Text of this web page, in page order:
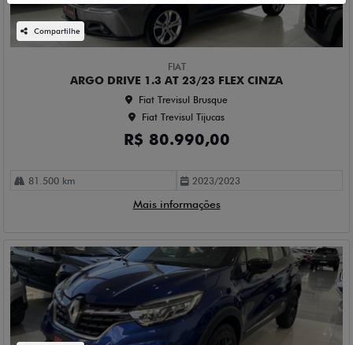
Compartilhe
FIAT
ARGO DRIVE 1.3 AT 23/23 FLEX CINZA
Fiat Trevisul Brusque
Fiat Trevisul Tijucas
R$ 80.990,00
81.500 km 2023/2023
Mais informações